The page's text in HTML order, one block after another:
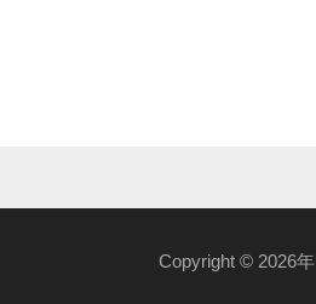
Copyright © 2026年